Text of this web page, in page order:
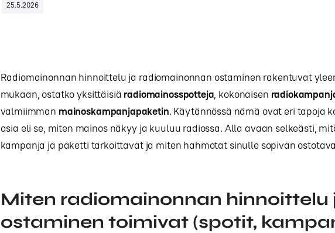
25.5.2026
Radiomainonnan hinnoittelu ja radiomainonnan ostaminen rakentuvat
mukaan, ostatko yksittäisiä radiomainosspotteja, kokonaisen
valmiimman mainoskampanjapaketin. Käytännössä nämä ovat eri tapoja
asia eli se, miten mainos näkyy ja kuuluu radiossa. Alla avaan selkeästi,
kampanja ja paketti tarkoittavat ja miten hahmotat sinulle sopivan
Miten radiomainonnan hinnoittelu
ostaminen toimivat (spotit,